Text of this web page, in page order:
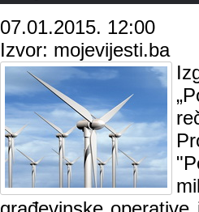
07.01.2015. 12:00
Izvor: mojevijesti.ba